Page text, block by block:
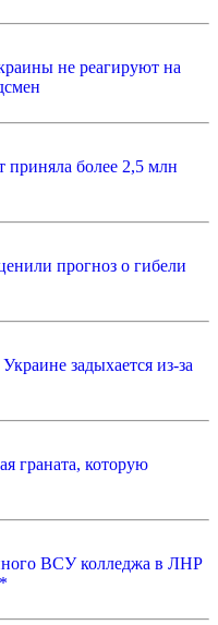
не реагируют на
приняла более 2,5 млн
прогноз о гибели
задыхается из-за
граната, которую
ВСУ колледжа в ЛНР